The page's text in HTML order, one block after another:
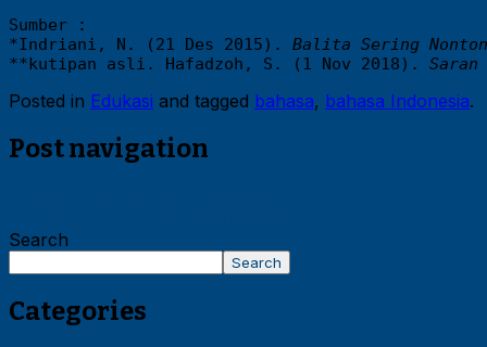
Sumber :
*Indriani, N. (21 Des 2015). Balita Sering Nonton
**kutipan asli. Hafadzoh, S. (1 Nov 2018).
Posted in Edukasi and tagged bahasa, bahasa Indonesia.
Post navigation
Search
Search
Categories